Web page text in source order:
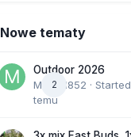
Nowe tematy
2
Outdoor 2026
Marcel852 · Started
temu